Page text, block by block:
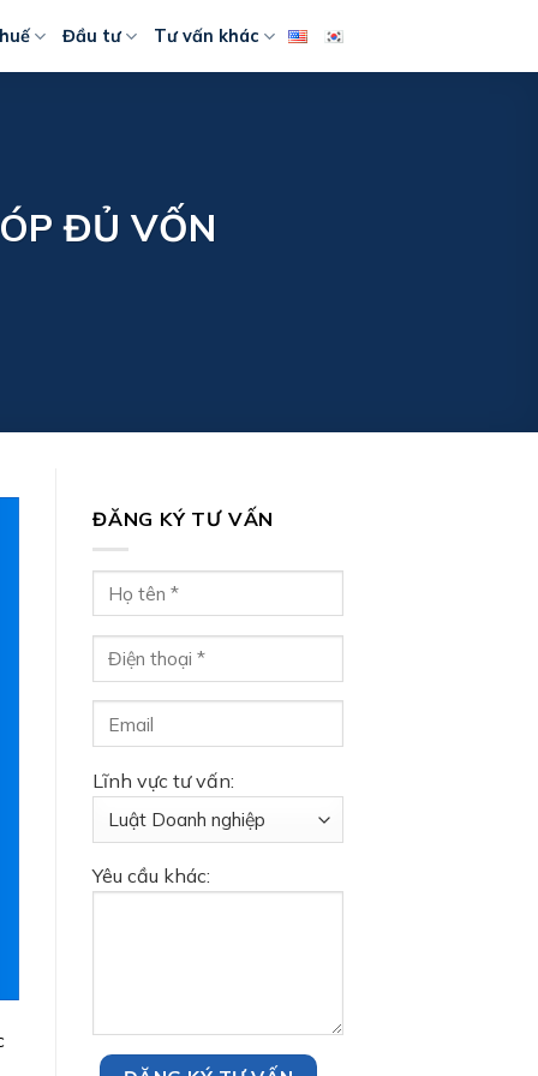
Đầu tư Tư vấn khác
ĐỦ VỐN
ĐĂNG KÝ TƯ VẤN
Lĩnh vực tư vấn:
Yêu cầu khác: